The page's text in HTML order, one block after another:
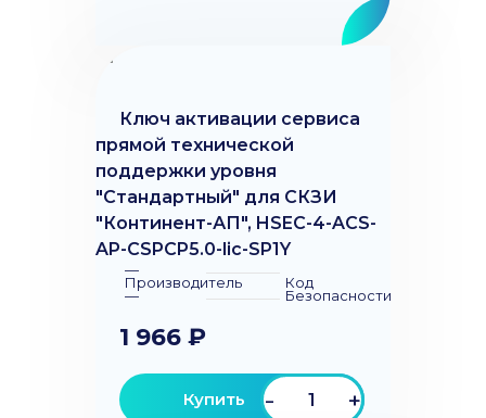
Ключ активации сервиса
прямой технической
поддержки уровня
"Стандартный" для СКЗИ
"Континент-АП", HSEC-4-ACS-
AP-CSPCP5.0-lic-SP1Y
—
Производитель
—
Код
Безопасности
1 966 ₽
Купить - +